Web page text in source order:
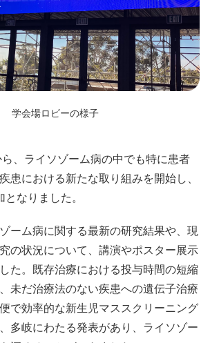
学会場ロビーの様子
、ライソゾーム病の中でも特に患者
患における新たな取り組みを開始し、
となりました。
ーム病に関する最新の研究結果や、現
の状況について、講演やポスター展示
た。既存治療における投与時間の短縮
未だ治療法のない疾患への遺伝子治療
で効率的な新生児マススクリーニング
多岐にわたる発表があり、ライソゾー